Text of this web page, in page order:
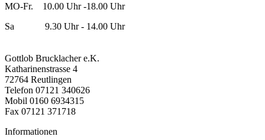
MO-Fr. 10.00 Uhr -18.00 Uhr
Sa 9.30 Uhr - 14.00 Uhr
Gottlob Brucklacher e.K.
Katharinenstrasse 4
72764 Reutlingen
Telefon 07121 340626
Mobil 0160 6934315
Fax 07121 371718
Informationen